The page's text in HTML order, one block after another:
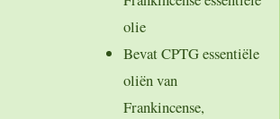
olie
Bevat CPTG essentiële
oliën van
Frankincense,